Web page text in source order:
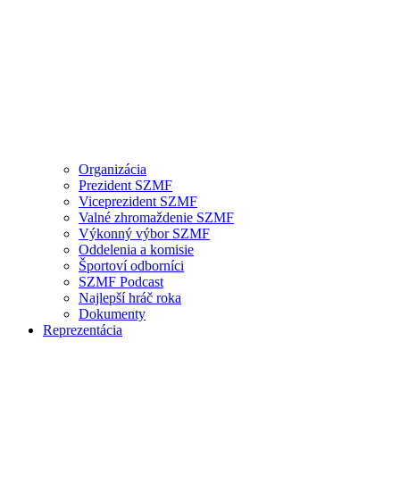
Organizácia
Prezident SZMF
Viceprezident SZMF
Valné zhromaždenie SZMF
Výkonný výbor SZMF
Oddelenia a komisie
Športoví odborníci
SZMF Podcast
Najlepší hráč roka
Dokumenty
Reprezentácia